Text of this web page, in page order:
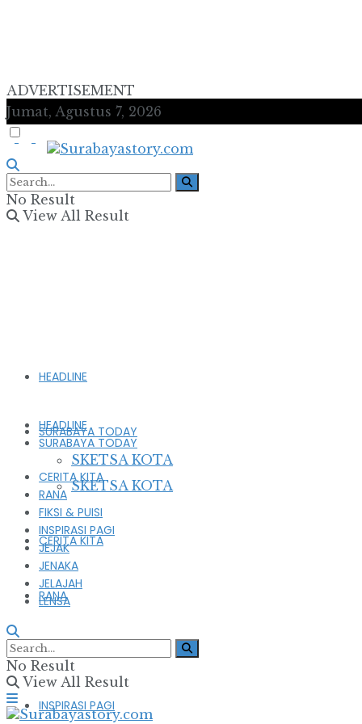
ADVERTISEMENT
Jumat, Agustus 7, 2026
No Result
View All Result
HEADLINE
SURABAYA TODAY
SKETSA KOTA
CERITA KITA
RANA
FIKSI & PUISI
INSPIRASI PAGI
HEADLINE
SURABAYA TODAY
SKETSA KOTA
CERITA KITA
RANA
FIKSI & PUISI
INSPIRASI PAGI
JEJAK
JENAKA
JELAJAH
LENSA
No Result
View All Result